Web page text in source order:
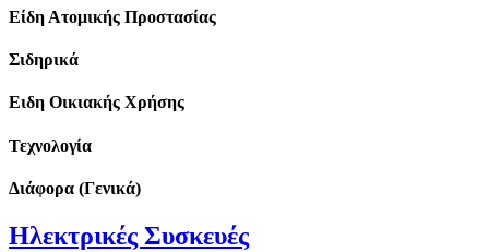
Είδη Ατομικής Προστασίας
Σιδηρικά
Ειδη Οικιακής Χρήσης
Τεχνολογία
Διάφορα (Γενικά)
Ηλεκτρικές Συσκευές